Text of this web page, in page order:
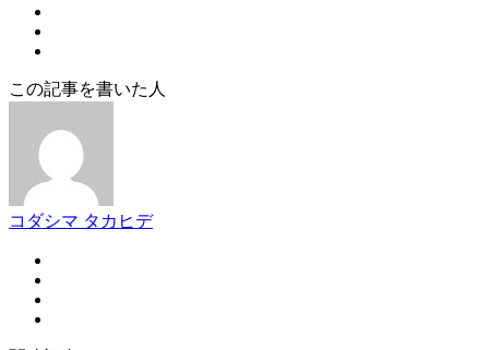
この記事を書いた人
コダシマ タカヒデ